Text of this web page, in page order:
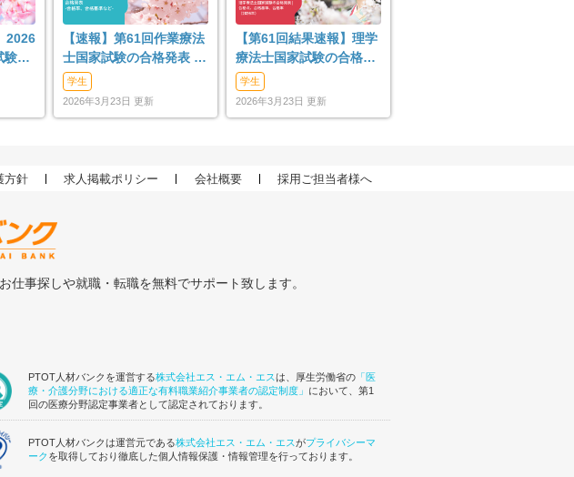
2026
験の
格基
【速報】第61回作業療法
士国家試験の合格発表 |
合格点、合格基準、合格
率（2026年）
学生
2026年3月23日 更新
【第61回結果速報】理学
療法士国家試験の合格発
表 | 合格点、合格基準、
合格率（2026年）
学生
2026年3月23日 更新
方針 求人掲載ポリシー 会社概要 採用ご担当者様へ
事探しや就職・転職を無料でサポート致します。
PTOT人材バンクを運営する株式会社エス・エム・エスは、厚生労働省の 「医
療・介護分野における適正な有料職業紹介事業者の認定制度」 において、第1
回の医療分野認定事業者として認定されております。
PTOT人材バンクは運営元である株式会社エス・エム・エスがプライバシーマ
ーク を取得しており徹底した個人情報保護・情報管理を行っております。